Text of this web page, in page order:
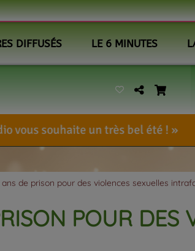
DIFFUSÉS LE 6 MINUTES
un très bel été !
ans de prison pour des violences sexuelles
POUR DES